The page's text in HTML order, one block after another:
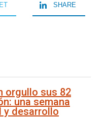
SHARE
orgullo sus 82
una semana
y desarrollo